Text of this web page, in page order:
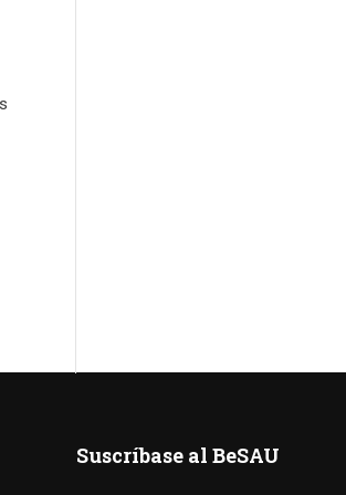
Suscríbase al BeSAU